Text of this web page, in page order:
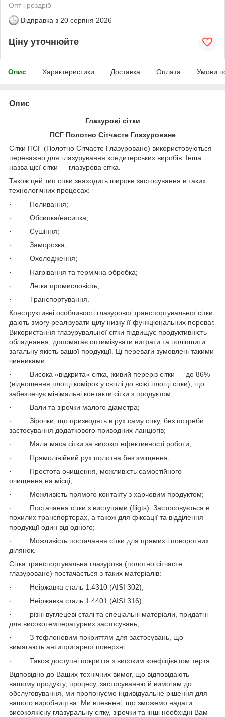
Опт і роздріб
Відправка з 20 серпня 2026
Ціну уточнюйте
Опис Характеристики Доставка Оплата Умови
Опис
Глазурові сітки
ПСГ Полотно Сітчасте Глазуроване
Сітки ПСГ (Полотно Сітчасте Глазуроване) використовуються
переважно для глазурування кондитерських виробів. Інша
назва цієї сітки — глазурова сітка.
Також цей тип сітки знаходить широке застосування в таких
технологічних процесах:
· Поливання;
· Обсипка/насипка;
· Сушіння;
· Заморозка;
· Охолодження;
· Нагрівання та термічна обробка;
· Легка промисловість;
· Транспортування.
Конструктивні особливості глазурової транспортувальної сітки
дають змогу реалізувати цілу низку її функціональних переваг.
Використання глазурувальної сітки підвищує продуктивність
обладнання, допомагає оптимізувати витрати та поліпшити
загальну якість вашої продукції. Ці переваги зумовлені такими
чинниками:
· Висока «відкрита» сітка, живий переріз сітки — до 86%
(відношення площі комірок у світлі до всієї площі сітки), що
забезпечує мінімальні контакти сітки з продуктом;
· Вали та зірочки малого діаметра;
· Зірочки, що призводять в рух саму сітку, без потреби
застосування додаткового приводних ланцюгів;
· Мала маса сітки за високої ефективності роботи;
· Прямолінійний рух полотна без зміщення;
· Простота очищення, можливість самостійного
очищення на місці;
· Можливість прямого контакту з харчовим продуктом;
· Постачання сітки з виступами (fligts). Застосовується в
похилих транспортерах, а також для фіксації та відділення
продукції один від одного;
· Можливість постачання сітки для прямих і поворотних
ділянок.
Сітка транспортувальна глазурова (полотно сітчасте
глазуроване) постачається з таких матеріалів:
· Неіржавка сталь 1.4310 (AISI 302);
· Неіржавка сталь 1.4401 (AISI 316);
· різні вуглецеві сталі та спеціальні матеріали, придатні
для високотемпературних застосувань;
· З тефлоновим покриттям для застосувань, що
вимагають антипригарної поверхні.
· Також доступні покриття з високим коефіцієнтом тертя.
Відповідно до Ваших технічних вимог, що відповідають
вашому продукту, процесу, застосуванню й вимогам до
обслуговування, ми пропонуємо індивідуальне рішення для
вашого виробництва. Ми впевнені, що зможемо надати
високоякісну глазуральну сітку, зірочки та інші необхідні Вам